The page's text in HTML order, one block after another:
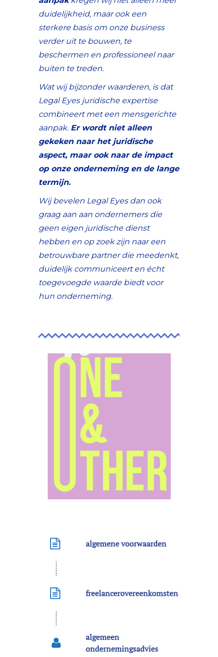
duidelijkheid, maar ook een
sterkere basis om onze business
verder uit te bouwen, te
beschermen en professioneel naar
buiten te treden.
Wat wij bijzonder waarderen, is dat
Legal Eyes juridische expertise
combineert met een mensgerichte
aanpak. Er wordt niet alleen
gekeken naar het juridische
aspect, maar ook naar de impact
op onze onderneming en de lange
termijn.
Wij bevelen Legal Eyes dan ook
graag aan aan ondernemers die
geen eigen juridische dienst
hebben en op zoek zijn naar een
betrouwbare partner die meedenkt,
duidelijk communiceert en écht
toegevoegde waarde biedt voor
hun onderneming.
algemene voorwaarden
freelancerovereenkomsten
algemeen
ondernemingsadvies